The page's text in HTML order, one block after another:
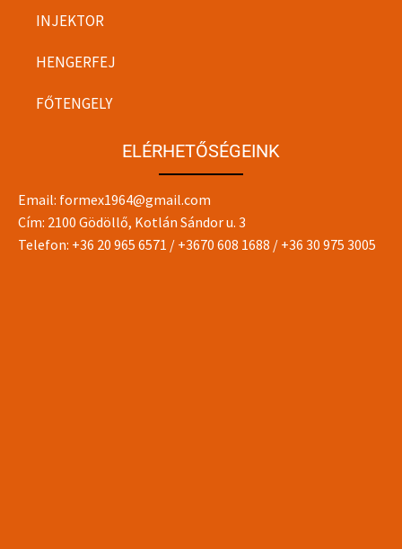
INJEKTOR
HENGERFEJ
FŐTENGELY
ELÉRHETŐSÉGEINK
Email: formex1964@gmail.com
Cím: 2100 Gödöllő, Kotlán Sándor u. 3
Telefon: +36 20 965 6571 / +3670 608 1688 / +36 30 975 3005